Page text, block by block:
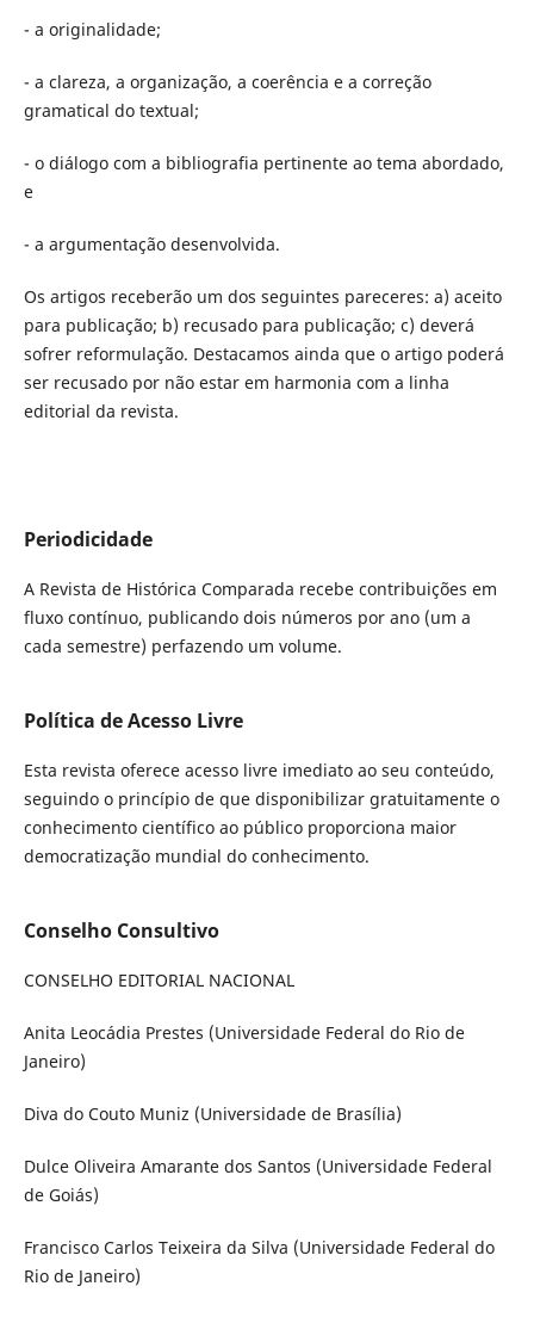
- a originalidade;
- a clareza, a organização, a coerência e a correção
gramatical do textual;
- o diálogo com a bibliografia pertinente ao tema abordado,
e
- a argumentação desenvolvida.
Os artigos receberão um dos seguintes pareceres: a) aceito
para publicação; b) recusado para publicação; c) deverá
sofrer reformulação. Destacamos ainda que o artigo poderá
ser recusado por não estar em harmonia com a linha
editorial da revista.
Periodicidade
A Revista de Histórica Comparada recebe contribuições em
fluxo contínuo, publicando dois números por ano (um a
cada semestre) perfazendo um volume.
Política de Acesso Livre
Esta revista oferece acesso livre imediato ao seu conteúdo,
seguindo o princípio de que disponibilizar gratuitamente o
conhecimento científico ao público proporciona maior
democratização mundial do conhecimento.
Conselho Consultivo
CONSELHO EDITORIAL NACIONAL
Anita Leocádia Prestes (Universidade Federal do Rio de
Janeiro)
Diva do Couto Muniz (Universidade de Brasília)
Dulce Oliveira Amarante dos Santos (Universidade Federal
de Goiás)
Francisco Carlos Teixeira da Silva (Universidade Federal do
Rio de Janeiro)